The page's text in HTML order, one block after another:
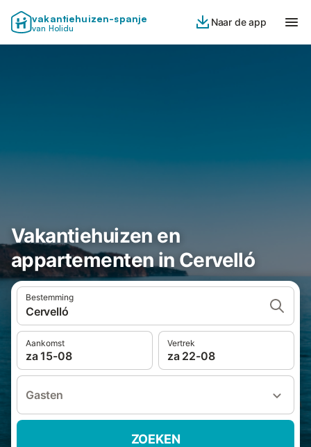
vakantiehuizen-spanje
van Holidu
Naar de app
Vakantiehuizen en
appartementen in Cervelló
Bestemming
Cervelló
Aankomst
za 15-08
Vertrek
za 22-08
Gasten
ZOEKEN